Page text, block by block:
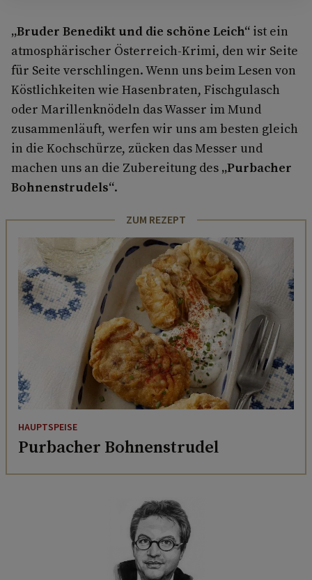
„Bruder Benedikt und die schöne Leich“ ist ein
atmosphärischer Österreich-Krimi, den wir Seite
für Seite verschlingen. Wenn uns beim Lesen von
Köstlichkeiten wie Hasenbraten, Fischgulasch
oder Marillenknödeln das Wasser im Mund
zusammenläuft, werfen wir uns am besten gleich
in die Kochschürze, zücken das Messer und
machen uns an die Zubereitung des „Purbacher
Bohnenstrudels“.
ZUM REZEPT
HAUPTSPEISE
Purbacher Bohnenstrudel